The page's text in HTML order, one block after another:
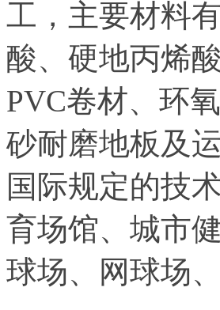
工 ， 主要材料
酸、硬地丙烯
PVC卷材、环
砂耐磨地板及
国际规定的技
育场馆、城市
球场、网球场